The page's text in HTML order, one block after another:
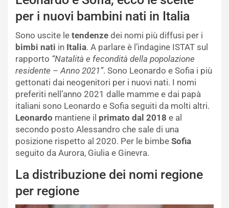
per i nuovi bambini nati in Italia
Sono uscite le tendenze dei nomi più diffusi per i
bimbi nati in Italia. A parlare è l’indagine ISTAT sul
rapporto “Natalità e fecondità della popolazione
residente – Anno 2021”. Sono Leonardo e Sofia i più
gettonati dai neogenitori per i nuovi nati. I nomi
preferiti nell’anno 2021 dalle mamme e dai papà
italiani sono Leonardo e Sofia seguiti da molti altri.
Leonardo mantiene il primato dal 2018 e al
secondo posto Alessandro che sale di una
posizione rispetto al 2020. Per le bimbe Sofia
seguito da Aurora, Giulia e Ginevra.
La distribuzione dei nomi regione
per regione